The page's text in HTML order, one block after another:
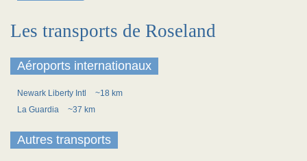
Les transports de Roseland
Aéroports internationaux
Newark Liberty Intl
~18 km
La Guardia
~37 km
Autres transports